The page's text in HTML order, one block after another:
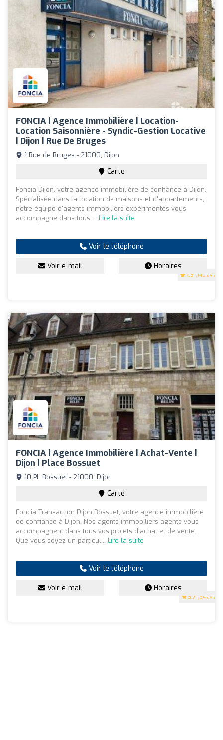
FONCIA | Agence Immobilière | Location-
Location Saisonnière - Syndic-Gestion Locative
| Dijon | Rue De Bruges
1.9 (149 avis)
1 Rue de Bruges - 21000, Dijon
Carte
Foncia Dijon, votre agence immobilière de confiance à Dijon.
Spécialisée dans la location de maisons et d'appartements,
notre équipe d'agents immobiliers expérimentés vous
accompagne dans tous ... Lire la suite
Voir le téléphone
Voir e-mail Horaires
FONCIA | Agence Immobilière | Achat-Vente |
Dijon | Place Bossuet
3.7 (54 avis)
10 Pl. Bossuet - 21000, Dijon
Carte
Foncia Transaction Dijon Bossuet, votre agence immobilière
de confiance à Dijon. Nos agents immobiliers agents vous
accompagnent dans tous vos projets d'achat et de vente.
Que vous soyez un particul... Lire la suite
Voir le téléphone
Voir e-mail Horaires